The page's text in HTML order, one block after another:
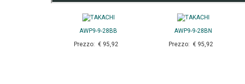
AWP9-9-28BB
Prezzo: € 95,92
AWP9-9-28BN
Prezzo: € 95,92